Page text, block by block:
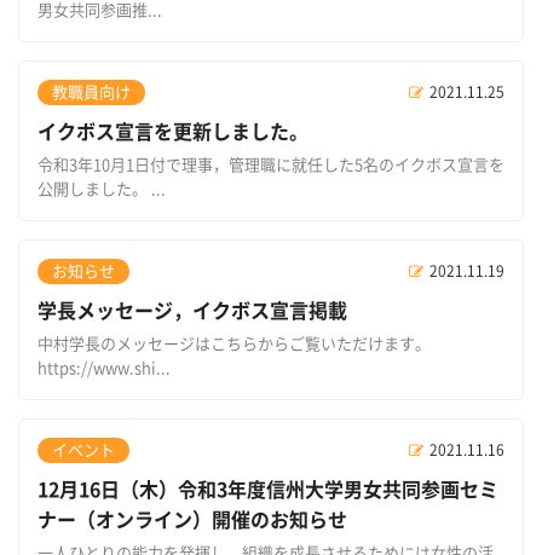
男女共同参画推...
教職員向け 2021.11.25
イクボス宣言を更新しました。
令和3年10月1日付で理事，管理職に就任した5名のイクボス宣言を
公開しました。 ...
お知らせ 2021.11.19
学長メッセージ，イクボス宣言掲載
中村学長のメッセージはこちらからご覧いただけます。
https://www.shi...
イベント 2021.11.16
12月16日（木）令和3年度信州大学男女共同参画セミ
ナー（オンライン）開催のお知らせ